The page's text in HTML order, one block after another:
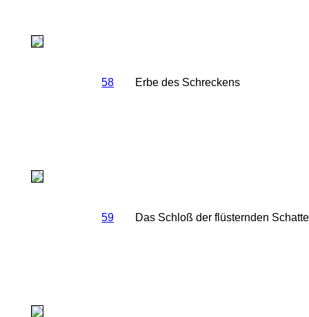
58 Erbe des Schreckens
59 Das Schloß der flüsternden